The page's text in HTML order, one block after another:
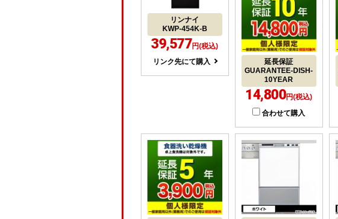
リンナイ
KWP-454K-B
39,577円(税込)
リンク先にて購入
延長保証
GUARANTEE-DISH-
10YEAR
14,800円(税込)
合わせて購入